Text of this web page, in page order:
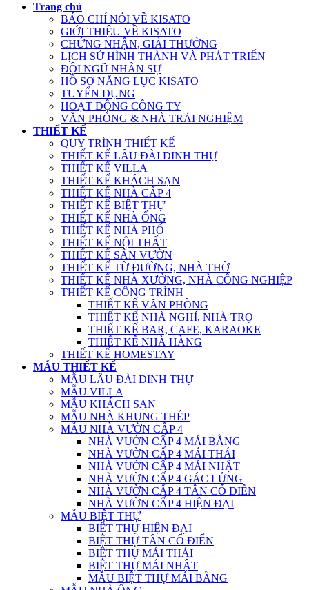
Trang chủ
BÁO CHÍ NÓI VỀ KISATO
GIỚI THIỆU VỀ KISATO
CHỨNG NHẬN, GIẢI THƯỞNG
LỊCH SỬ HÌNH THÀNH VÀ PHÁT TRIỂN
ĐỘI NGŨ NHÂN SỰ
HỒ SƠ NĂNG LỰC KISATO
TUYỂN DỤNG
HOẠT ĐỘNG CÔNG TY
VĂN PHÒNG & NHÀ TRẢI NGHIỆM
THIẾT KẾ
QUY TRÌNH THIẾT KẾ
THIẾT KẾ LÂU ĐÀI DINH THỰ
THIẾT KẾ VILLA
THIẾT KẾ KHÁCH SẠN
THIẾT KẾ NHÀ CẤP 4
THIẾT KẾ BIỆT THỰ
THIẾT KẾ NHÀ ỐNG
THIẾT KẾ NHÀ PHỐ
THIẾT KẾ NỘI THẤT
THIẾT KẾ SÂN VƯỜN
THIẾT KẾ TỪ ĐƯỜNG, NHÀ THỜ
THIẾT KẾ NHÀ XƯỞNG, NHÀ CÔNG NGHIỆP
THIẾT KẾ CÔNG TRÌNH
THIẾT KẾ VĂN PHÒNG
THIẾT KẾ NHÀ NGHỈ, NHÀ TRỌ
THIẾT KẾ BAR, CAFE, KARAOKE
THIẾT KẾ NHÀ HÀNG
THIẾT KẾ HOMESTAY
MẪU THIẾT KẾ
MẪU LÂU ĐÀI DINH THỰ
MẪU VILLA
MẪU KHÁCH SẠN
MẪU NHÀ KHUNG THÉP
MẪU NHÀ VƯỜN CẤP 4
NHÀ VƯỜN CẤP 4 MÁI BẰNG
NHÀ VƯỜN CẤP 4 MÁI THÁI
NHÀ VƯỜN CẤP 4 MÁI NHẬT
NHÀ VƯỜN CẤP 4 GÁC LỬNG
NHÀ VƯỜN CẤP 4 TÂN CỔ ĐIỂN
NHÀ VƯỜN CẤP 4 HIỆN ĐẠI
MẪU BIỆT THỰ
BIỆT THỰ HIỆN ĐẠI
BIỆT THỰ TÂN CỔ ĐIỂN
BIỆT THỰ MÁI THÁI
BIỆT THỰ MÁI NHẬT
MẪU BIỆT THỰ MÁI BẰNG